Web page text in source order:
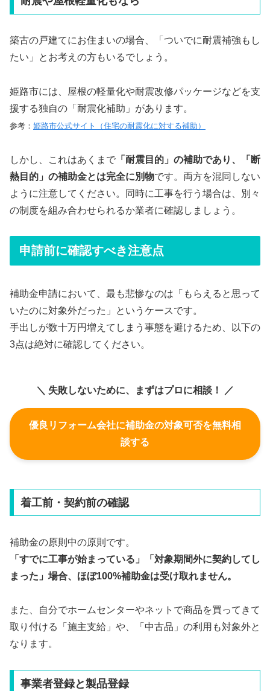
築古の戸建てにお住まいの場合、「ついでに耐震補強もし
たい」とお考えの方もいるでしょう。
姫路市には、屋根の軽量化や耐震改修パッケージなどを支
援する独自の「耐震化補助」があります。
参考： 姫路市公式サイト（住宅の耐震化に対する補助）
しかし、これはあくまで 「耐震目的」の補助であり、「断
熱目的」の補助金とは完全に別物です。両方を混同しない
ように注意してください。同時に工事を行う場合は、別々
の制度を組み合わせられるか業者に確認しましょう。
申請前に確認すべき注意点
補助金申請において、最も悲惨なのは「もらえると思って
いたのに対象外だった」というケースです。
手出しが数十万円増えてしまう事態を避けるため、以下の
3点は絶対に確認してください。
＼ 失敗しないために、まずはプロに相談！ ／
優良リフォーム会社に補助金の対象可否を無料相
談する
着工前・契約前の確認
補助金の原則中の原則です。
「すでに工事が始まっている」「対象期間外に契約してし
まった」場合、ほぼ100%補助金は受け取れません。
また、自分でホームセンターやネットで商品を買ってきて
取り付ける「施主支給」や、「中古品」の利用も対象外と
なります。
事業者登録と製品登録